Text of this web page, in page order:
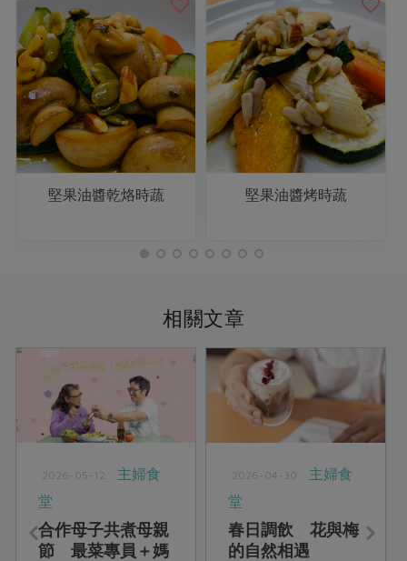
堅果油醬乾烙時蔬 堅果油醬烤時蔬
相關文章
2026-05-12
主婦食
堂
合作母子共煮母親
節 最菜專員＋媽
2026-04-30
主婦食
堂
春日調飲 花與梅
的自然相遇